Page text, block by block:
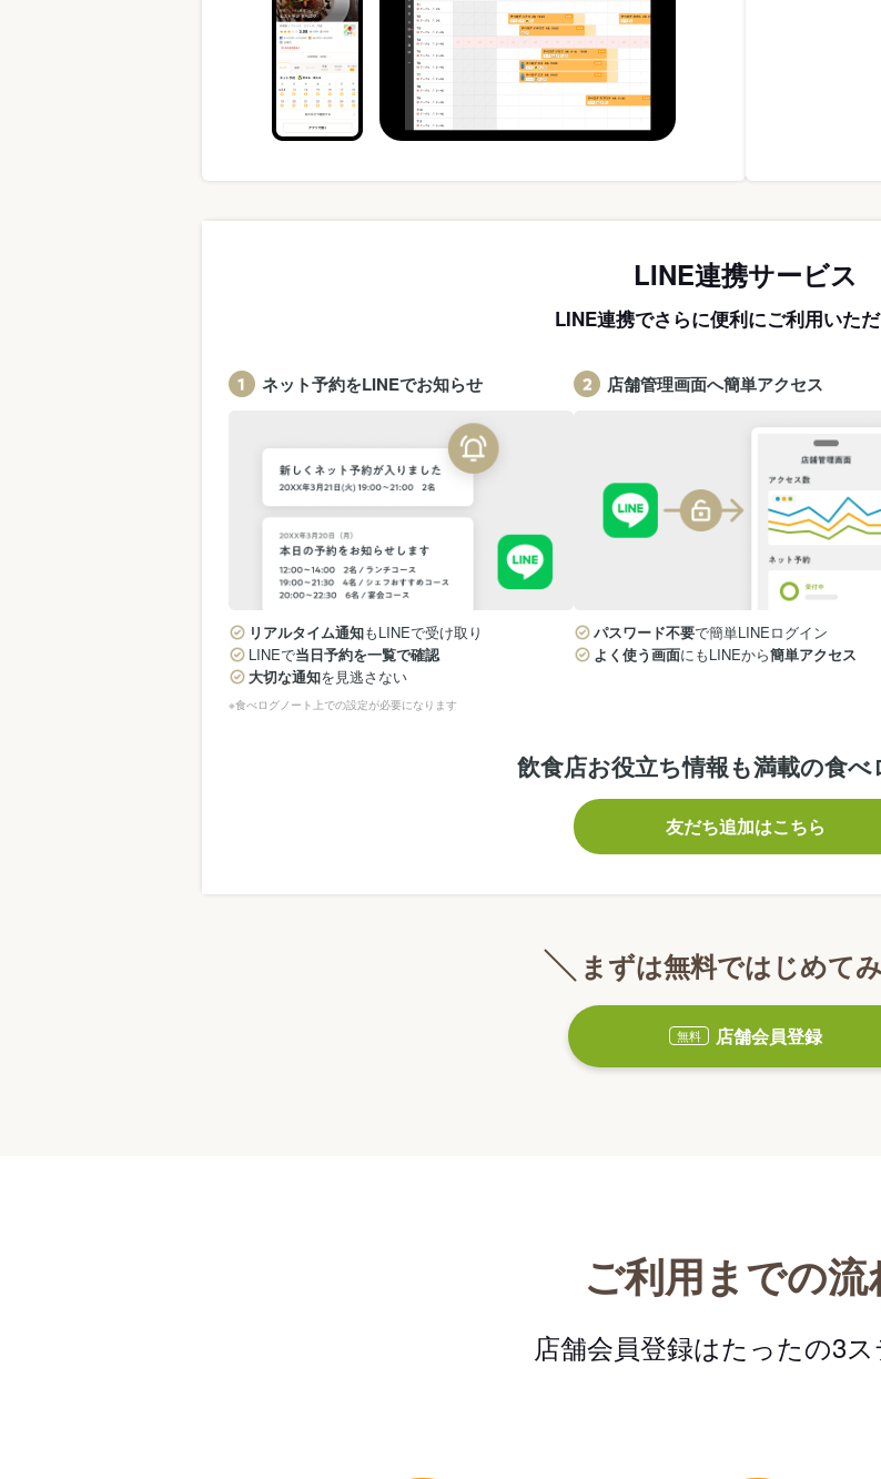
LINE連携サービス
LINE連携でさらに便利にご利用いた
ネット予約をLINEでお知らせ
リアルタイム通知もLINEで受け取り
LINEで当日予約を一覧で確認
大切な通知を見逃さない
※食べログノート上での設定が必要になります
店舗管理画面へ簡単アクセス
パスワード不要で簡単LINEログイン
よく使う画面にもLINEから簡単アクセス
飲食店お役立ち情報も満載の食べ
友だち追加はこちら
まずは無料ではじめて
無料 店舗会員登録
ご利用までの流
店舗会員登録はたったの3